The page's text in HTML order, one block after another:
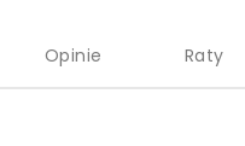
Opinie Raty